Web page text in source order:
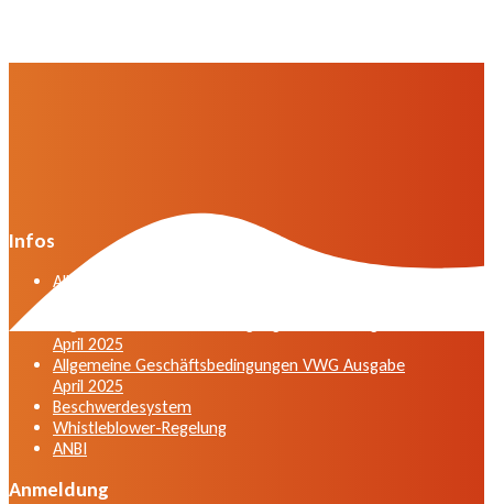
Infos
Allgemeine Geschäftsbedingungen der VWG in der
April 2025
Allgemeine Geschäftsbedingungen VWG Ausgabe
April 2025
Beschwerdesystem
Whistleblower-Regelung
ANBI
Anmeldung